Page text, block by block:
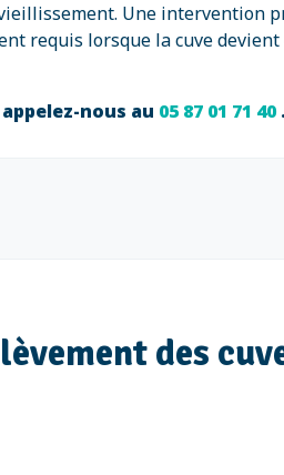
Une intervention
requis lorsque la cuve
nous au 05 87 01 71 40.
des